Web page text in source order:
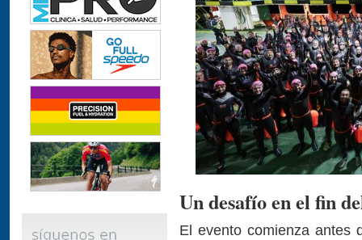
Un desafío en el fin
El evento comienza antes